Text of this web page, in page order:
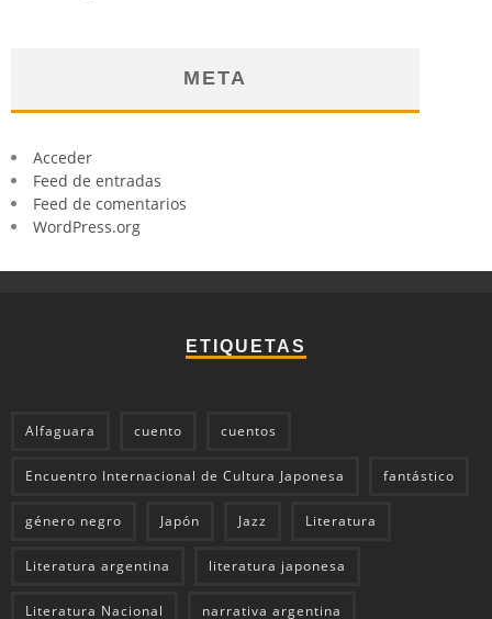
META
Acceder
Feed de entradas
Feed de comentarios
WordPress.org
ETIQUETAS
Alfaguara cuento cuentos
Encuentro Internacional de Cultura Japonesa fantástico
género negro Japón Jazz Literatura
Literatura argentina literatura japonesa
Literatura Nacional narrativa argentina